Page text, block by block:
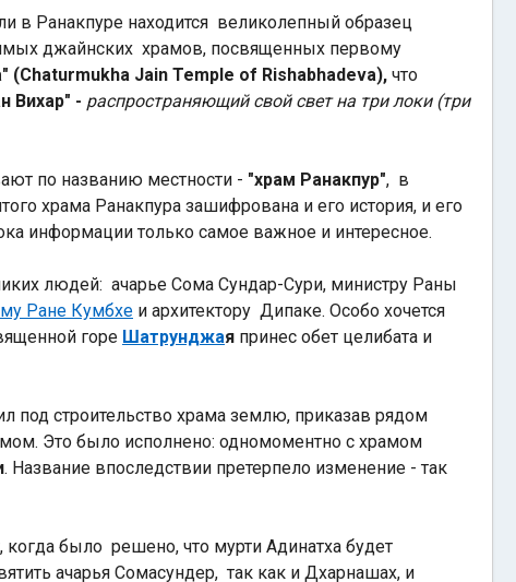
в Ранакпуре находится великолепный образец
джайнских храмов, посвященных первому
(Chaturmukha Jain Temple of Rishabhadeva), что
Вихар" - распространяющий свой свет на три локи (три
по названию местности - "храм Ранакпур", в
храма Ранакпура зашифрована и его история, и его
информации только самое важное и интересное.
людей: ачарье Сома Сундар-Сури, министру Раны
Ране Кумбхе и архитектору Дипаке. Особо хочется
горе Шатрунджая принес обет целибата и
под строительство храма землю, приказав рядом
Это было исполнено: одномоментно с храмом
. Название впоследствии претерпело изменение - так
когда было решено, что мурти Адинатха будет
ачарья Сомасундер, так как и Дхарнашах, и